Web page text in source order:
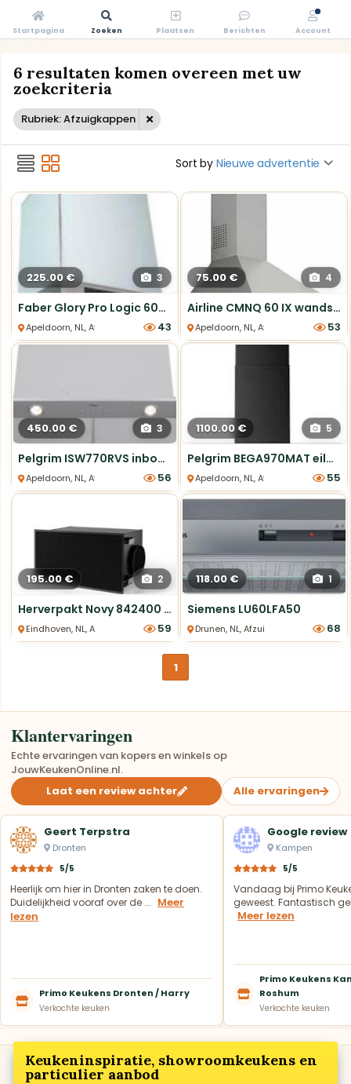
6 resultaten komen overeen met uw
zoekcriteria
Rubriek: Afzuigkappen
Sort by Nieuwe advertentie
225.00 € 3
Faber Glory Pro Logic 60cm Witte Wandschouwkap
Apeldoorn, NL, Afzuigkappen 43
75.00 € 4
Airline CMNQ 60 IX wandschouwkap 60cm RVS nieuw
Apeldoorn, NL, Afzuigkappen 53
450.00 € 3
Pelgrim ISW770RVS inbouw afzuigkap 70cm nieuw
Apeldoorn, NL, Afzuigkappen 56
1100.00 € 5
Pelgrim BEGA970MAT eilandschouwkap 90cm nieuw
Apeldoorn, NL, Afzuigkappen 55
195.00 € 2
Herverpakt Novy 842400 Recirculatiebox zwart met monoblock
Eindhoven, NL, Afzuigkappen 59
118.00 € 1
Siemens LU60LFA50
Drunen, NL, Afzuigkappen 68
1
Klantervaringen
Echte ervaringen van kopers en winkels op
JouwKeukenOnline.nl.
Laat een review achter
Alle ervaringen
Geert Terpstra
Dronten
5/5
Heerlijk om hier in Dronten zaken te doen.
Duidelijkheid vooraf over de ... Meer
lezen
Primo Keukens Dronten / Harry
Verkochte keuken
Google review
Kampen
5/5
Vandaag bij Primo
geweest. Fantastisch
Meer lezen
Primo Keukens
Roshum
Verkochte keuken
Keukeninspiratie, showroomkeukens en
particulier aanbod
Startpagina Zoeken Plaatsen Berichten Account